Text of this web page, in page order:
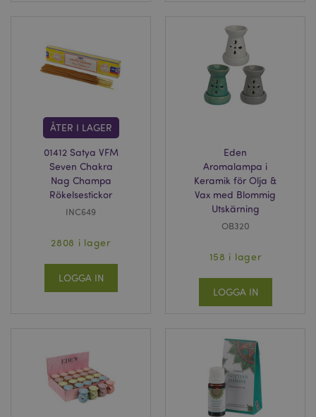
ÅTER I LAGER
01412 Satya VFM
Seven Chakra
Nag Champa
Rökelsestickor
INC649
2808 i lager
LOGGA IN
Eden
Aromalampa i
Keramik för Olja &
Vax med Blommig
Utskärning
OB320
158 i lager
LOGGA IN